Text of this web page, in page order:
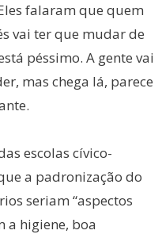
falaram que quem
vai ter que mudar de
péssimo. A gente vai
mas chega lá, parece
escolas cívico-
a padronização do
seriam “aspectos
a higiene, boa